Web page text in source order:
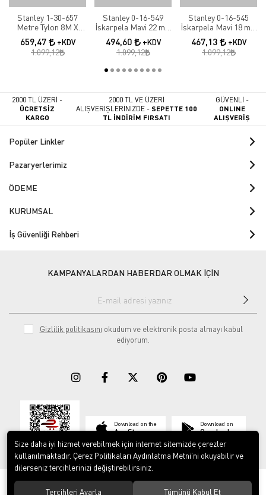
Stanley 1-30-657
Metre Tylon 8M X
25mm Bulk
659,47 +KDV
1.099,12
Stanley 0-16-549
İskarpela Mavi 22 mm
5002
494,60 +KDV
1.099,12
Stanley 0-16-545
İskarpela Mavi 18 mm
5002
467,13 +KDV
1.099,12
2000 TL ÜZERİ -
ÜCRETSİZ
KARGO
2000 TL VE ÜZERİ
ALIŞVERİŞLERİNİZDE -SEPETTE 100
TL İNDİRİM FIRSATI
GÜVENLİ -
ONLINE
ALIŞVERİŞ
Popüler Linkler
Pazaryerlerimiz
ÖDEME
KURUMSAL
İş Güvenliği Rehberi
KAMPANYALARDAN HABERDAR OLMAK İÇİN
Gizlilik politikasını okudum ve elektronik posta almayı kabul
ediyorum.
Download on the
App Store
Download on
Google play
© 2023ERY İş Güvenliği Ekipmanları. Tüm hakları saklıdır.
Size daha iyi hizmet verebilmek için internet sitemizde çerezler
kullanılmaktadır. Çerez Politikaları Aydınlatma Metni’ni okuyabilir ve
dilerseniz tercihlerinizi değiştirebilirsiniz.
Tercihleri Ayarla Tümünü Kabul Et